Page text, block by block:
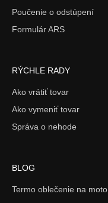
Poučenie o odstúpení
Formulár ARS
RÝCHLE RADY
Ako vrátiť tovar
Ako vymeniť tovar
Správa o nehode
BLOG
Termo oblečenie na